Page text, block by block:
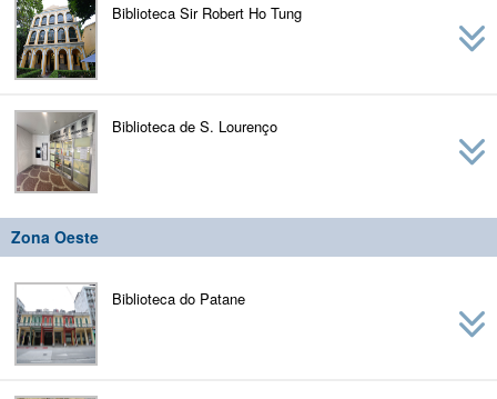
Biblioteca Sir Robert Ho Tung
Biblioteca de S. Lourenço
Zona Oeste
Biblioteca do Patane